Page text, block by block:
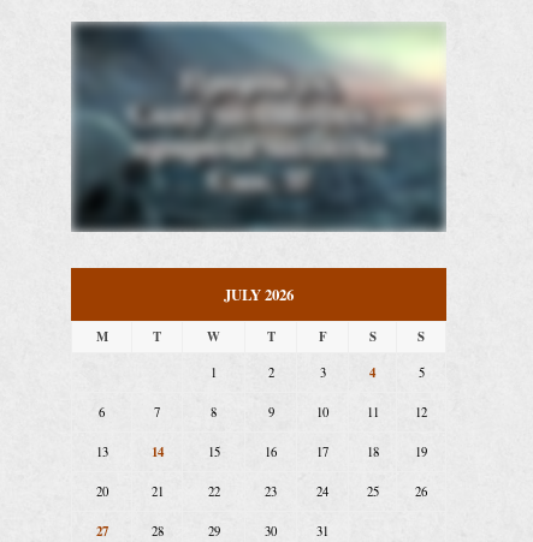
JULY 2026
M T W T F S S
1 2 3 4 5
6 7 8 9 10 11 12
13 14 15 16 17 18 19
20 21 22 23 24 25 26
27 28 29 30 31